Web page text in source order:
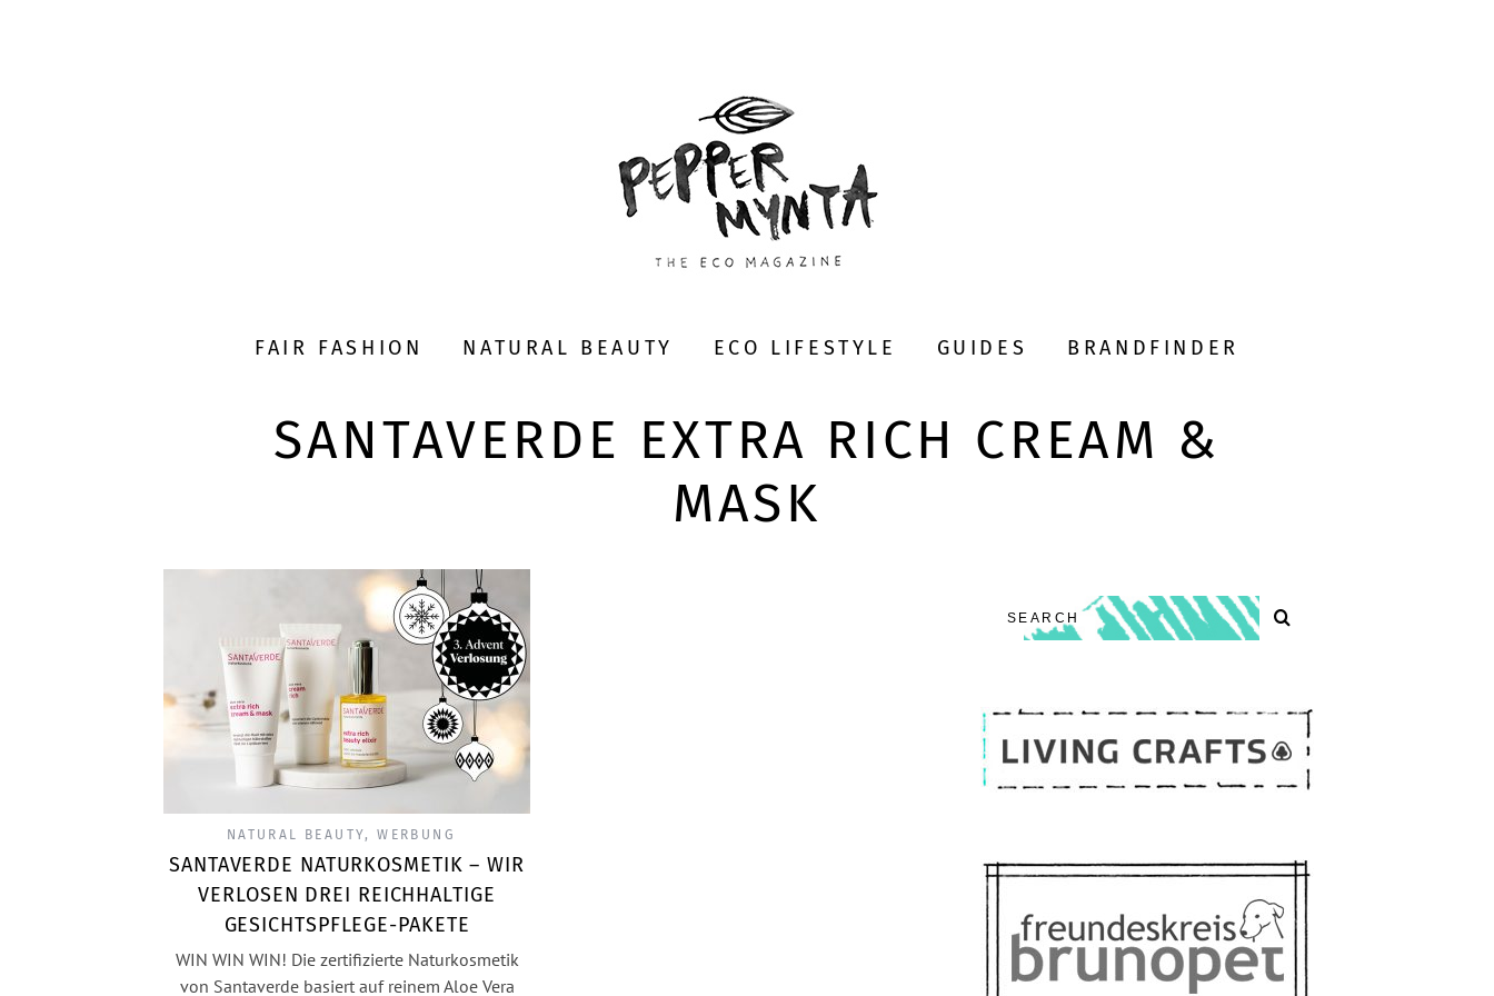
FAIR FASHION NATURAL BEAUTY ECO LIFESTYLE GUIDES BRANDFINDER
SANTAVERDE EXTRA RICH CREAM &
MASK
NATURAL BEAUTY,WERBUNG
SANTAVERDE NATURKOSMETIK – WIR
VERLOSEN DREI REICHHALTIGE
GESICHTSPFLEGE-PAKETE
WIN WIN WIN! Die zertifizierte Naturkosmetik
von Santaverde basiert auf reinem Aloe Vera